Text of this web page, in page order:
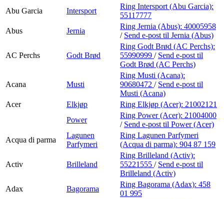
Abu Garcia
Intersport
Ring Intersport (Abu Garcia):
55117777
Abus
Jernia
Ring Jernia (Abus): 40005958
/ Send e-post til Jernia (Abus)
AC Perchs Godt Brød
Ring Godt Brød (AC Perchs):
55990999 / Send e-post til
Godt Brød (AC Perchs)
Acana Musti
Ring Musti (Acana):
90680472 / Send e-post til
Musti (Acana)
Acer
Elkjøp Ring Elkjøp (Acer): 21002121
Power
Ring Power (Acer): 21004000
/ Send e-post til Power (Acer)
Acqua di parma
Lagunen
Parfymeri
Ring Lagunen Parfymeri
(Acqua di parma): 904 87 159
Activ Brilleland
Ring Brilleland (Activ):
55221555 / Send e-post til
Brilleland (Activ)
Adax
Bagorama
Ring Bagorama (Adax): 458
01 995